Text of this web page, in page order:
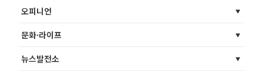
오피니언
문화·라이프
뉴스발전소